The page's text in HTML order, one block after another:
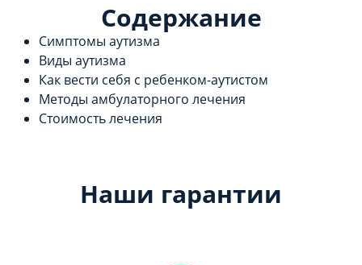
Содержание
Симптомы аутизма
Виды аутизма
Как вести себя с ребенком-аутистом
Методы амбулаторного лечения
Стоимость лечения
Наши гарантии